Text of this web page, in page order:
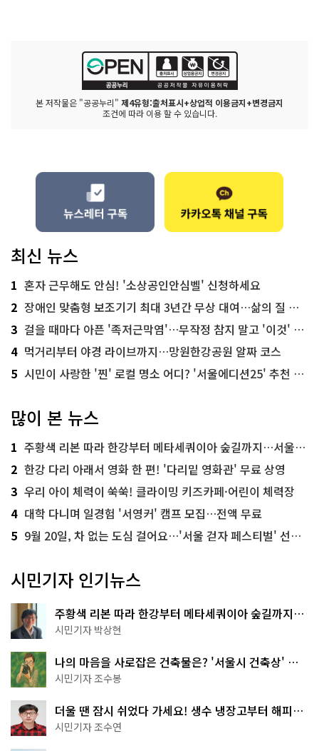
본 저작물은 "공공누리" 제4유형:출처표시+상업적 이용금지+변경금지
조건에 따라 이용 할 수 있습니다.
최신 뉴스
1 혼자 근무해도 안심! '소상공인안심벨' 신청하세요
2 장애인 맞춤형 보조기기 최대 3년간 무상 대여…삶의 질 높인다
3 걸을 때마다 아픈 '족저근막염'…무작정 참지 말고 '이것' 해보세요!
4 먹거리부터 야경 라이브까지…망원한강공원 알짜 코스
5 시민이 사랑한 '찐' 로컬 명소 어디? '서울에디션25' 추천 코스
많이 본 뉴스
1 주황색 리본 따라 한강부터 메타세쿼이아 숲길까지…서울둘레길 15코스
2 한강 다리 아래서 영화 한 편! '다리밑 영화관' 무료 상영
3 우리 아이 체력이 쑥쑥! 클라이밍 키즈카페·어린이 체력장
4 대학 다니며 일경험 '서영커' 캠프 모집…전액 무료
5 9월 20일, 차 없는 도심 걸어요…'서울 걷자 페스티벌' 선착순 5천명
시민기자 인기뉴스
주황색 리본 따라 한강부터 메타세쿼이아 숲길까지…
서울둘레길 15코스
시민기자 박상현
나의 마음을 사로잡은 건축물은? '서울시 건축상' 수
상작 공개!
시민기자 조수봉
더울 땐 잠시 쉬었다 가세요! 생수 냉장고부터 해피소
·무더위쉼터까지
시민기자 조수연